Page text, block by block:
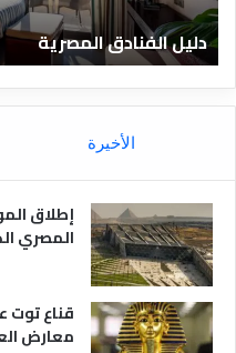
ا
د
ق
ا
ل
ر
ة
دليل الفنادق المصرية
الأخيرة
إطلاق
المصري
قناع توت
معارض